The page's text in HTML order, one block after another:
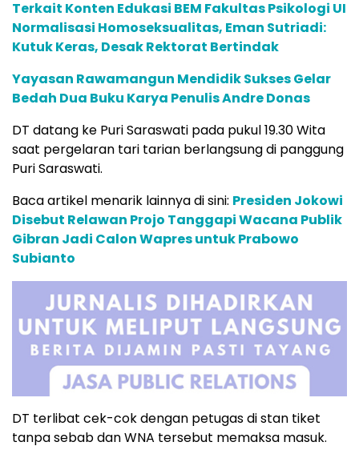
Terkait Konten Edukasi BEM Fakultas Psikologi UI
Normalisasi Homoseksualitas, Eman Sutriadi:
Kutuk Keras, Desak Rektorat Bertindak
Yayasan Rawamangun Mendidik Sukses Gelar
Bedah Dua Buku Karya Penulis Andre Donas
DT datang ke Puri Saraswati pada pukul 19.30 Wita
saat pergelaran tari tarian berlangsung di panggung
Puri Saraswati.
Baca artikel menarik lainnya di sini: Presiden Jokowi
Disebut Relawan Projo Tanggapi Wacana Publik
Gibran Jadi Calon Wapres untuk Prabowo
Subianto
DT terlibat cek-cok dengan petugas di stan tiket
tanpa sebab dan WNA tersebut memaksa masuk.